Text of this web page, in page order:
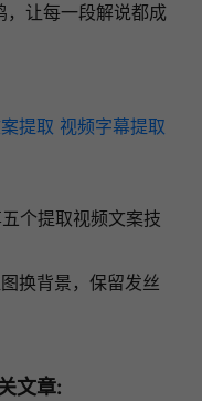
，让每一段解说都成
提取 视频字幕提取
个提取视频文案技
换背景，保留发丝
文章: